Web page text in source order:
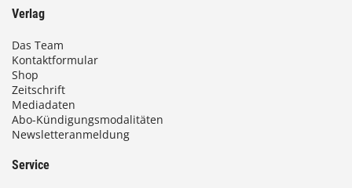
Verlag
Das Team
Kontaktformular
Shop
Zeitschrift
Mediadaten
Abo-Kündigungsmodalitäten
Newsletteranmeldung
Service